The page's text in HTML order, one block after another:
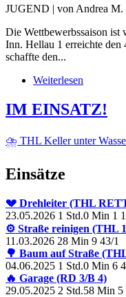
JUGEND | von Andrea M.
Die Wettbewerbssaison ist
Inn. Hellau 1 erreichte
schaffte den...
Weiterlesen
IM EINSATZ!
⛈️ THL Keller unter
Einsätze
💔 Drehleiter (THL
23.05.2026 1 Std.0 Min 1
⚙️ Straße reinigen (THL
11.03.2026 28 Min 9 43/1
🌳 Baum auf Straße
04.06.2025 1 Std.0 Min 6
🔥 Garage (RD 3/B 4)
29.05.2025 2 Std.58 Min 5